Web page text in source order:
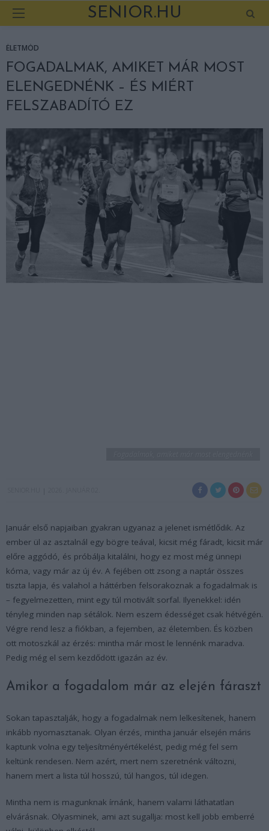
SENIOR.HU
ÉLETMÓD
FOGADALMAK, AMIKET MÁR MOST
ELENGEDNÉNK – ÉS MIÉRT
FELSZABADÍTÓ EZ
Január első napjaiban gyakran ugyanaz a jelenet ismétlődik. Az
ember ül az asztalnál egy bögre teával, kicsit még fáradt, kicsit már
előre aggódó, és próbálja kitalálni, hogy ez most még ünnepi
kóma, vagy már az új év. A fejében ott zsong a naptár összes
tiszta lapja, és valahol a háttérben felsorakoznak a fogadalmak is
– fegyelmezetten, mint egy túl motivált sorfal. Ilyenekkel: idén
tényleg minden nap sétálok. Nem eszem édességet csak hétvégén.
Végre rend lesz a fiókban, a fejemben, az életemben. És közben
ott motoszkál az érzés: mintha már most le lennénk maradva.
Pedig még el sem kezdődött igazán az év.
Amikor a fogadalom már az elején fáraszt
Sokan tapasztalják, hogy a fogadalmak nem lelkesítenek, hanem
inkább nyomasztanak. Olyan érzés, mintha január elsején máris
kaptunk volna egy teljesítményértékelést, pedig még fel sem
keltünk rendesen. Nem azért, mert nem szeretnénk változni,
hanem mert a lista túl hosszú, túl hangos, túl idegen.
Mintha nem is magunknak írnánk, hanem valami láthatatlan
elvárásnak. Olyasminek, ami azt sugallja: most kell jobb emberré